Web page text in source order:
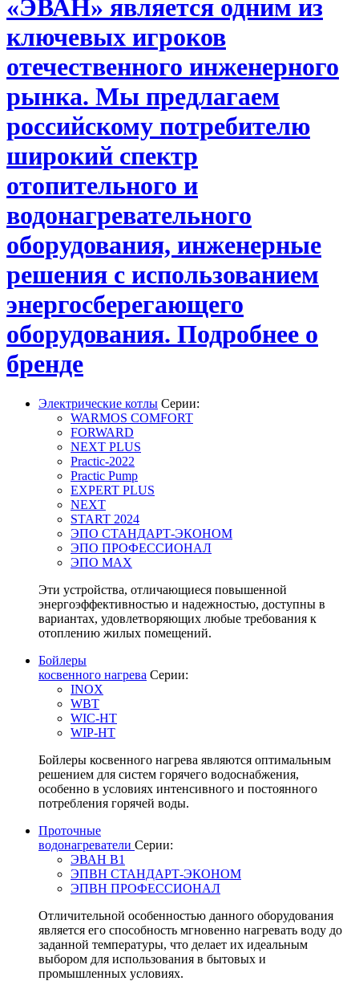
«ЭВАН» является одним из
ключевых игроков
отечественного инженерного
рынка. Мы предлагаем
российскому потребителю
широкий спектр
отопительного и
водонагревательного
оборудования, инженерные
решения с использованием
энергосберегающего
оборудования. Подробнее о
бренде
Электрические котлы Серии:
WARMOS COMFORT
FORWARD
NEXT PLUS
Practic-2022
Practic Pump
EXPERT PLUS
NEXT
START 2024
ЭПО СТАНДАРТ-ЭКОНОМ
ЭПО ПРОФЕССИОНАЛ
ЭПО MAX
Эти устройства, отличающиеся повышенной
энергоэффективностью и надежностью, доступны в
вариантах, удовлетворяющих любые требования к
отоплению жилых помещений.
Бойлеры
косвенного нагрева Серии:
INOX
WBT
WIC-HT
WIP-HT
Бойлеры косвенного нагрева являются оптимальным
решением для систем горячего водоснабжения,
особенно в условиях интенсивного и постоянного
потребления горячей воды.
Проточные
водонагреватели Серии:
ЭВАН В1
ЭПВН СТАНДАРТ-ЭКОНОМ
ЭПВН ПРОФЕССИОНАЛ
Отличительной особенностью данного оборудования
является его способность мгновенно нагревать воду до
заданной температуры, что делает их идеальным
выбором для использования в бытовых и
промышленных условиях.